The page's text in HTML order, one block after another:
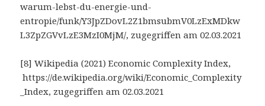
warum-lebst-du-energie-und-
entropie/funk/Y3JpZDovL2Z1bmsubmV0LzExMDkw
L3ZpZGVvLzE3MzI0MjM/, zugegriffen am 02.03.2021
[8] Wikipedia (2021) Economic Complexity Index,
https://de.wikipedia.org/wiki/Economic_Complexity
_Index, zugegriffen am 02.03.2021